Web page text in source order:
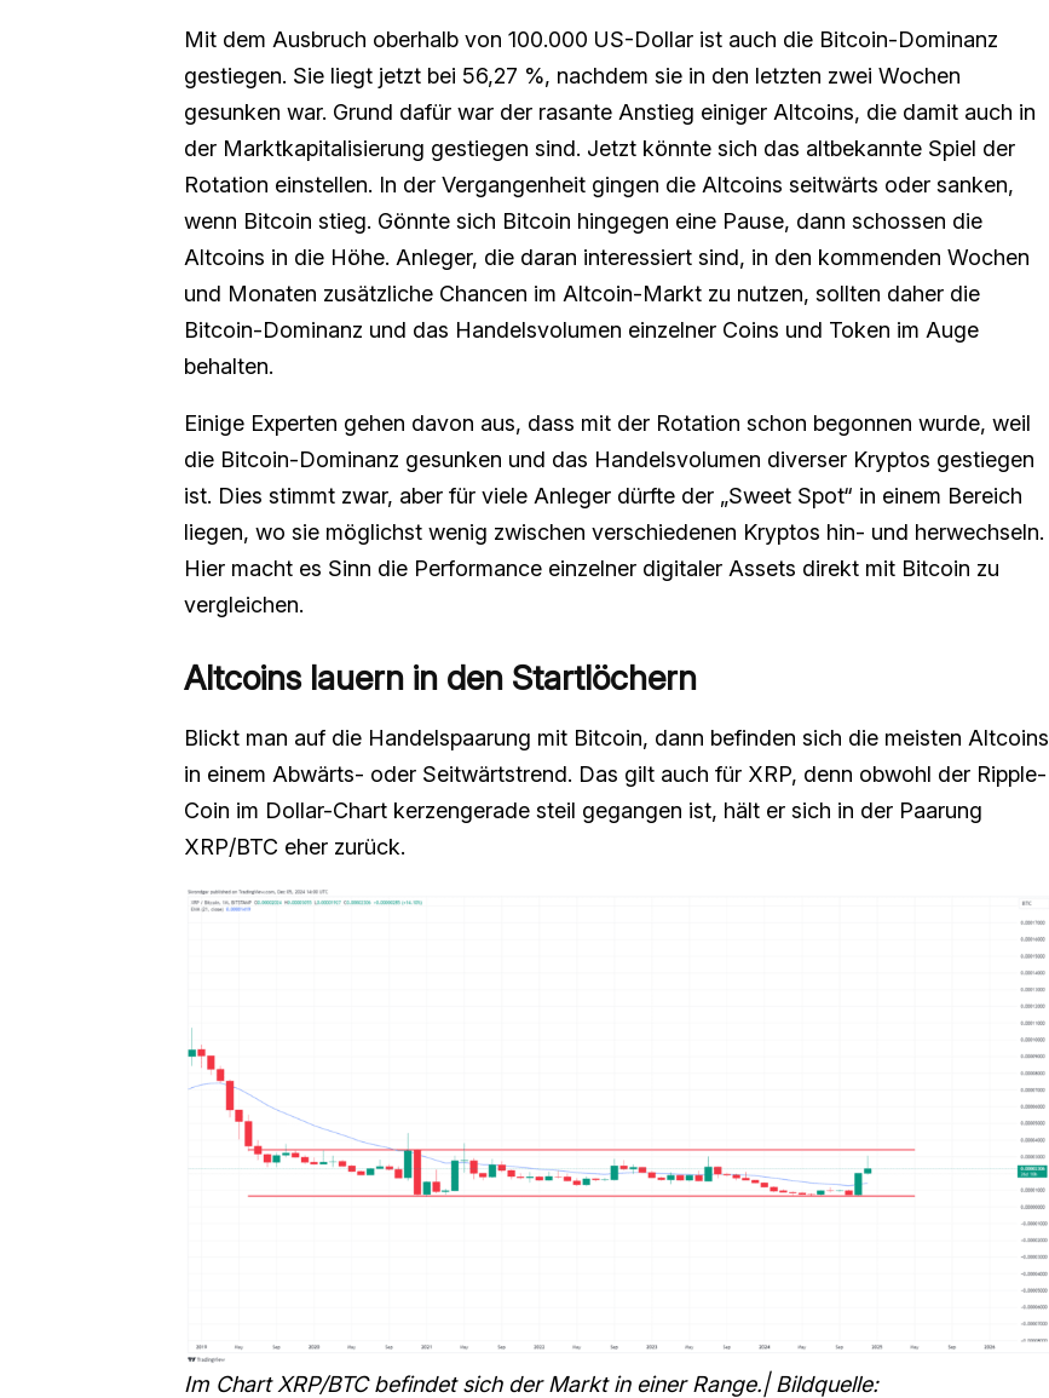
Mit dem Ausbruch oberhalb von 100.000 US-Dollar ist auch die Bitcoin-Dominanz
gestiegen. Sie liegt jetzt bei 56,27 %, nachdem sie in den letzten zwei Wochen
gesunken war. Grund dafür war der rasante Anstieg einiger Altcoins, die damit auch in
der Marktkapitalisierung gestiegen sind. Jetzt könnte sich das altbekannte Spiel der
Rotation einstellen. In der Vergangenheit gingen die Altcoins seitwärts oder sanken,
wenn Bitcoin stieg. Gönnte sich Bitcoin hingegen eine Pause, dann schossen die
Altcoins in die Höhe. Anleger, die daran interessiert sind, in den kommenden Wochen
und Monaten zusätzliche Chancen im Altcoin-Markt zu nutzen, sollten daher die
Bitcoin-Dominanz und das Handelsvolumen einzelner Coins und Token im Auge
behalten.
Einige Experten gehen davon aus, dass mit der Rotation schon begonnen wurde, weil
die Bitcoin-Dominanz gesunken und das Handelsvolumen diverser Kryptos gestiegen
ist. Dies stimmt zwar, aber für viele Anleger dürfte der „Sweet Spot“ in einem Bereich
liegen, wo sie möglichst wenig zwischen verschiedenen Kryptos hin- und herwechseln.
Hier macht es Sinn die Performance einzelner digitaler Assets direkt mit Bitcoin zu
vergleichen.
Altcoins lauern in den Startlöchern
Blickt man auf die Handelspaarung mit Bitcoin, dann befinden sich die meisten Altcoins
in einem Abwärts- oder Seitwärtstrend. Das gilt auch für XRP, denn obwohl der Ripple-
Coin im Dollar-Chart kerzengerade steil gegangen ist, hält er sich in der Paarung
XRP/BTC eher zurück.
Im Chart XRP/BTC befindet sich der Markt in einer Range.| Bildquelle: